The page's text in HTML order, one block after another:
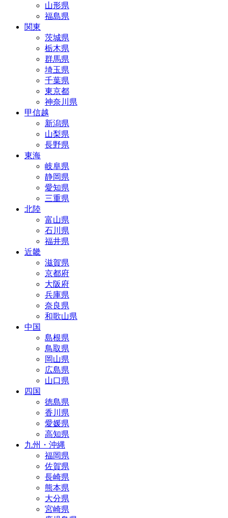
山形県
福島県
関東
茨城県
栃木県
群馬県
埼玉県
千葉県
東京都
神奈川県
甲信越
新潟県
山梨県
長野県
東海
岐阜県
静岡県
愛知県
三重県
北陸
富山県
石川県
福井県
近畿
滋賀県
京都府
大阪府
兵庫県
奈良県
和歌山県
中国
島根県
鳥取県
岡山県
広島県
山口県
四国
徳島県
香川県
愛媛県
高知県
九州・沖縄
福岡県
佐賀県
長崎県
熊本県
大分県
宮崎県